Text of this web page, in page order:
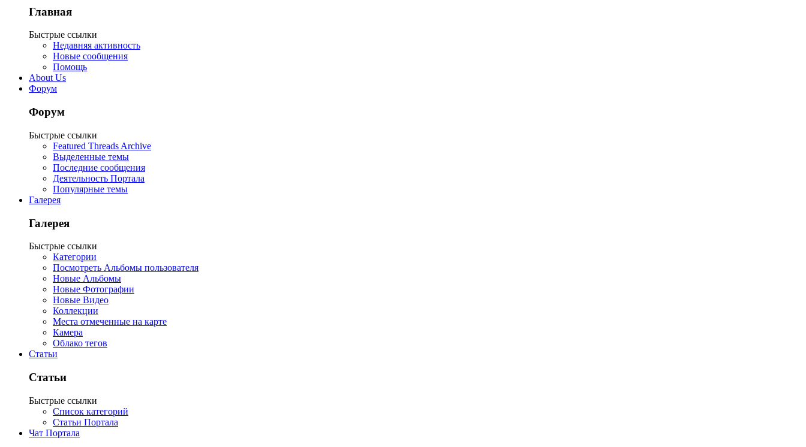
Главная
Быстрые ссылки
Недавняя активность
Новые сообщения
Помощь
About Us
Форум
Форум
Быстрые ссылки
Featured Threads Archive
Выделенные темы
Последние сообщения
Деятельность Портала
Популярные темы
Галерея
Галерея
Быстрые ссылки
Категории
Посмотреть Альбомы пользователя
Новые Альбомы
Новые Фотографии
Новые Видео
Коллекции
Места отмеченные на карте
Камера
Облако тегов
Статьи
Статьи
Быстрые ссылки
Список категорий
Статьи Портала
Чат Портала